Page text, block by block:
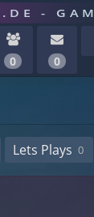
-
0 0
Lets Plays 0